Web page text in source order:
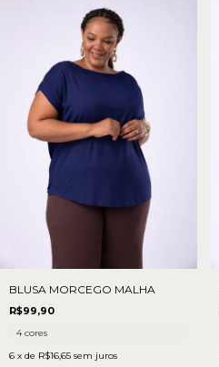
BLUSA MORCEGO MALHA
R$99,90
4 cores
6 x de R$16,65 sem juros